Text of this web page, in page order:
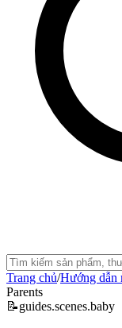
Trang chủ/Hướng dẫn
Parents
📝guides.scenes.baby